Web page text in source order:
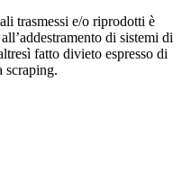
trasmessi e/o riprodotti è
di sistemi di
fatto divieto espresso di
scraping.